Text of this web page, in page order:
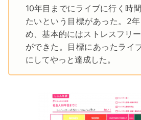
10年目までにライブに行く時
たいという目標があった。2
め、基本的にはストレスフリ
ができた。目標にあったライ
にしてやっと達成した。